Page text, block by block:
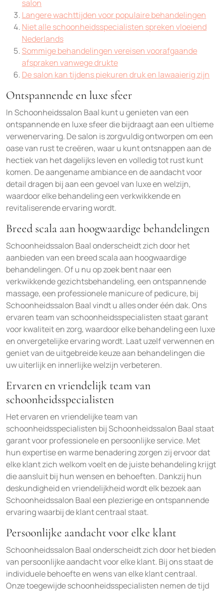
salon
Langere wachttijden voor populaire behandelingen
Niet alle schoonheidsspecialisten spreken vloeiend
Nederlands
Sommige behandelingen vereisen voorafgaande
afspraken vanwege drukte
De salon kan tijdens piekuren druk en lawaaierig zijn
Ontspannende en luxe sfeer
In Schoonheidssalon Baal kunt u genieten van een
ontspannende en luxe sfeer die bijdraagt aan een ultieme
verwenervaring. De salon is zorgvuldig ontworpen om een
oase van rust te creëren, waar u kunt ontsnappen aan de
hectiek van het dagelijks leven en volledig tot rust kunt
komen. De aangename ambiance en de aandacht voor
detail dragen bij aan een gevoel van luxe en welzijn,
waardoor elke behandeling een verkwikkende en
revitaliserende ervaring wordt.
Breed scala aan hoogwaardige behandelingen
Schoonheidssalon Baal onderscheidt zich door het
aanbieden van een breed scala aan hoogwaardige
behandelingen. Of u nu op zoek bent naar een
verkwikkende gezichtsbehandeling, een ontspannende
massage, een professionele manicure of pedicure, bij
Schoonheidssalon Baal vindt u alles onder één dak. Ons
ervaren team van schoonheidsspecialisten staat garant
voor kwaliteit en zorg, waardoor elke behandeling een luxe
en onvergetelijke ervaring wordt. Laat uzelf verwennen en
geniet van de uitgebreide keuze aan behandelingen die
uw uiterlijk en innerlijke welzijn verbeteren.
Ervaren en vriendelijk team van
schoonheidsspecialisten
Het ervaren en vriendelijke team van
schoonheidsspecialisten bij Schoonheidssalon Baal staat
garant voor professionele en persoonlijke service. Met
hun expertise en warme benadering zorgen zij ervoor dat
elke klant zich welkom voelt en de juiste behandeling krijgt
die aansluit bij hun wensen en behoeften. Dankzij hun
deskundigheid en vriendelijkheid wordt elk bezoek aan
Schoonheidssalon Baal een plezierige en ontspannende
ervaring waarbij de klant centraal staat.
Persoonlijke aandacht voor elke klant
Schoonheidssalon Baal onderscheidt zich door het bieden
van persoonlijke aandacht voor elke klant. Bij ons staat de
individuele behoefte en wens van elke klant centraal.
Onze toegewijde schoonheidsspecialisten nemen de tijd